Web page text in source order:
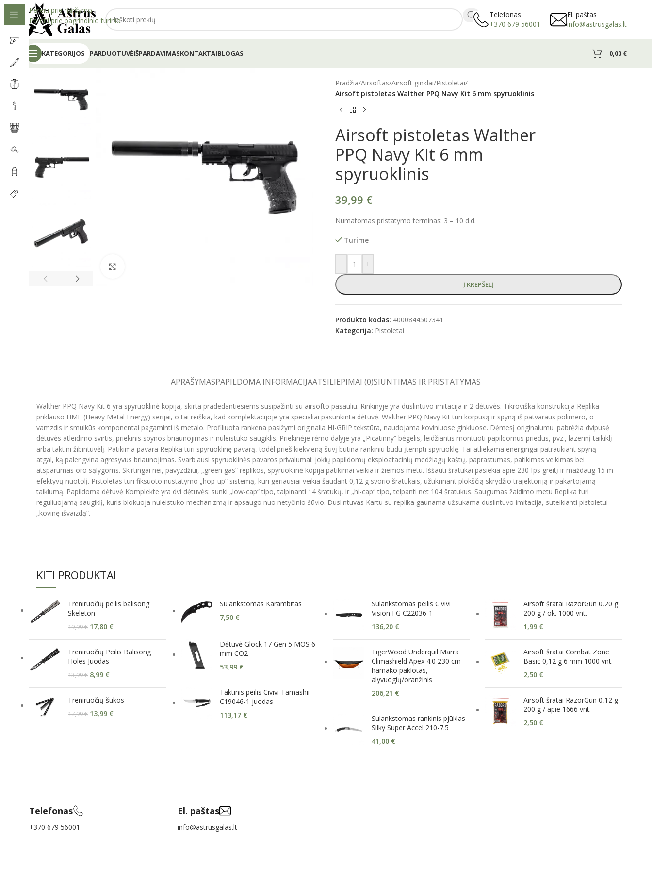
Pereiti prie naršymo
Pereiti prie pagrindinio turinio
Telefonas
+370 679 56001
El. paštas
info@astrusgalas.lt
KATEGORIJOS PARDUOTUVĖIŠPARDAVIMASKONTAKTAIBLOGAS 0,00 €
Pradžia/Airsoftas/Airsoft ginklai/Pistoletai/
Airsoft pistoletas Walther PPQ Navy Kit 6 mm spyruoklinis
Airsoft pistoletas Walther
PPQ Navy Kit 6 mm
spyruoklinis
39,99 €
Numatomas pristatymo terminas: 3 – 10 d.d.
Turime
- +
Į KREPŠELĮ
Produkto kodas: 4000844507341
Kategorija: Pistoletai
APRAŠYMASPAPILDOMA INFORMACIJAATSILIEPIMAI (0)SIUNTIMAS IR PRISTATYMAS
Walther PPQ Navy Kit 6 yra spyruoklinė kopija, skirta pradedantiesiems susipažinti su airsofto pasauliu. Rinkinyje yra duslintuvo imitacija ir 2 dėtuvės. Tikroviška konstrukcija Replika
priklauso HME (Heavy Metal Energy) serijai, o tai reiškia, kad komplektacijoje yra specialiai pasunkinta dėtuvė. Walther PPQ Navy Kit turi korpusą ir spyną iš patvaraus polimero, o
vamzdis ir smulkūs komponentai pagaminti iš metalo. Profiliuota rankena pasižymi originalia HI-GRIP tekstūra, naudojama koviniuose ginkluose. Dėmesį originalumui pabrėžia dvipusė
dėtuvės atleidimo svirtis, priekinis spynos briaunojimas ir nuleistuko saugiklis. Priekinėje rėmo dalyje yra „Picatinny“ bėgelis, leidžiantis montuoti papildomus priedus, pvz., lazerinį taikiklį
arba taktini žibintuvėlį. Patikima pavara Replika turi spyruoklinę pavarą, todėl prieš kiekvieną šūvį būtina rankiniu būdu įtempti spyruoklę. Tai atliekama energingai patraukiant spyną
atgal, ką palengvina agresyvus briaunojimas. Svarbiausi spyruoklinės pavaros privalumai: jokių papildomų eksploatacinių medžiagų kaštų, paprastumas, patikimas veikimas bei
atsparumas oro sąlygoms. Skirtingai nei, pavyzdžiui, „green gas“ replikos, spyruoklinė kopija patikimai veikia ir žiemos metu. Iššauti šratukai pasiekia apie 230 fps greitį ir maždaug 15 m
efektyvų nuotolį. Pistoletas turi fiksuoto nustatymo „hop-up“ sistemą, kuri geriausiai veikia šaudant 0,12 g svorio šratukais, užtikrinant plokščią skrydžio trajektoriją ir pakartojamą
taiklumą. Papildoma dėtuvė Komplekte yra dvi dėtuvės: sunki „low-cap“ tipo, talpinanti 14 šratukų, ir „hi-cap“ tipo, telpanti net 104 šratukus. Saugumas žaidimo metu Replika turi
reguliuojamą saugiklį, kuris blokuoja nuleistuko mechanizmą ir apsaugo nuo netyčinio šūvio. Duslintuvas Kartu su replika gaunama užsukama duslintuvo imitacija, suteikianti pistoletui
„kovinę išvaizdą“.
KITI PRODUKTAI
Treniruočių peilis balisong
Skeleton
19,99€ 17,80 €
Treniruočių Peilis Balisong
Holes Juodas
13,99€ 8,99 €
Treniruočių šukos
17,99€ 13,99 €
Sulankstomas Karambitas
7,50 €
Dėtuvė Glock 17 Gen 5 MOS 6
mm CO2
53,99 €
Taktinis peilis Civivi Tamashii
C19046-1 juodas
113,17 €
Sulankstomas peilis Civivi
Vision FG C22036-1
136,20 €
TigerWood Underquil Marra
Climashield Apex 4.0 230 cm
hamako paklotas,
alyvuogių/oranžinis
206,21 €
Sulankstomas rankinis pjūklas
Silky Super Accel 210-7.5
41,00 €
Airsoft šratai RazorGun 0,20 g
200 g / ok. 1000 vnt.
1,99 €
Airsoft šratai Combat Zone
Basic 0,12 g 6 mm 1000 vnt.
2,50 €
Airsoft šratai RazorGun 0,12 g,
200 g / apie 1666 vnt.
2,50 €
Telefonas
+370 679 56001
El. paštas
info@astrusgalas.lt